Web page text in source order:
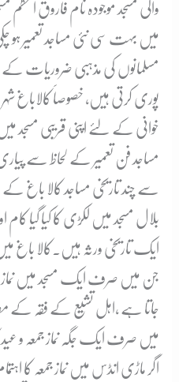
والی مسجد موجودہ نام فاروق
میں بہت سی نئی مساجد تعمیر ہو
مسلمانوں کی مذہبی ضروریات
پوری کرتی ہیں، خصوصاََ کالاباغ شہر
خوانی کے لئے اپنی قریبی مسجد
مساجد فن تعمیر کے لحاظ سے
سے چند تاریخی مساجد کالا باغ کے
بلال مسجد میں لکڑی کا کیا گیا
ایک تاریخی ورثہ ہیں۔کالا باغ
جن میں صرف ایک مسجد میں نماز
جاتا ہے ،اہل تشیع کے فقہ
میں صرف ایک جگہ نماز جمعہ و عید
اگر ماڑی انڈس میں نماز جمعہ کا